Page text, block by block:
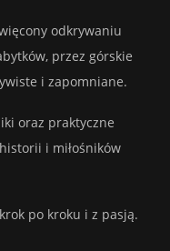
odkrywaniu
przez górskie
i zapomniane.
oraz praktyczne
i miłośników
po kroku i z pasją.